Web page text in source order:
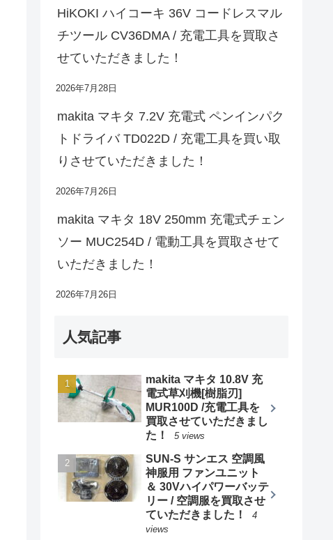
HiKOKI ハイコーキ 36V コードレスマル
チツール CV36DMA / 充電工具を買取さ
せていただきました！
2026年7月28日
makita マキタ 7.2V 充電式 ペンインパク
トドライバ TD022D / 充電工具を買い取
りさせていただきました！
2026年7月26日
makita マキタ 18V 250mm 充電式チェン
ソー MUC254D / 電動工具を買取させて
いただきました！
2026年7月26日
人気記事
makita マキタ 10.8V 充
電式草刈機[樹脂刃]
MUR100D /充電工具を
買取させていただきまし
た！
5 views
SUN-S サンエス 空調風
神服用 ファンユニット
＆ 30Vハイパワーバッテ
リー / 空調服を買取させ
ていただきました！
4
views